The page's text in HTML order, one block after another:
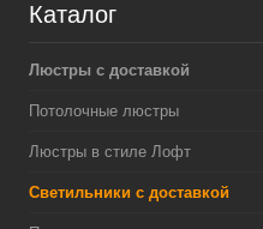
Каталог
Люстры с доставкой
Потолочные люстры
Люстры в стиле Лофт
Светильники с доставкой